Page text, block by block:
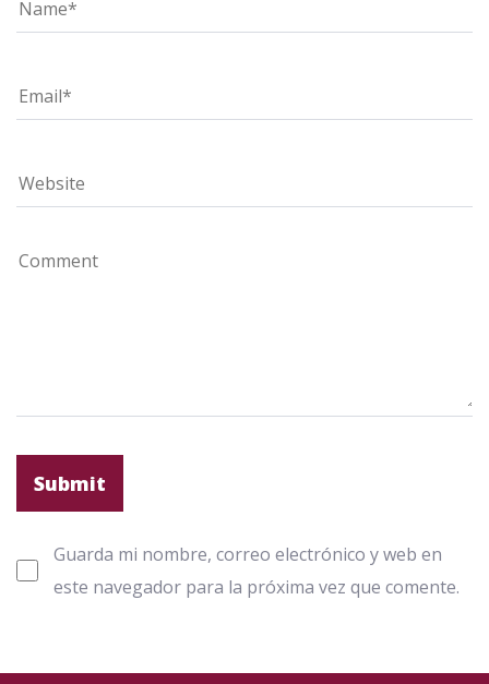
Guarda mi nombre, correo electrónico y web en
este navegador para la próxima vez que comente.